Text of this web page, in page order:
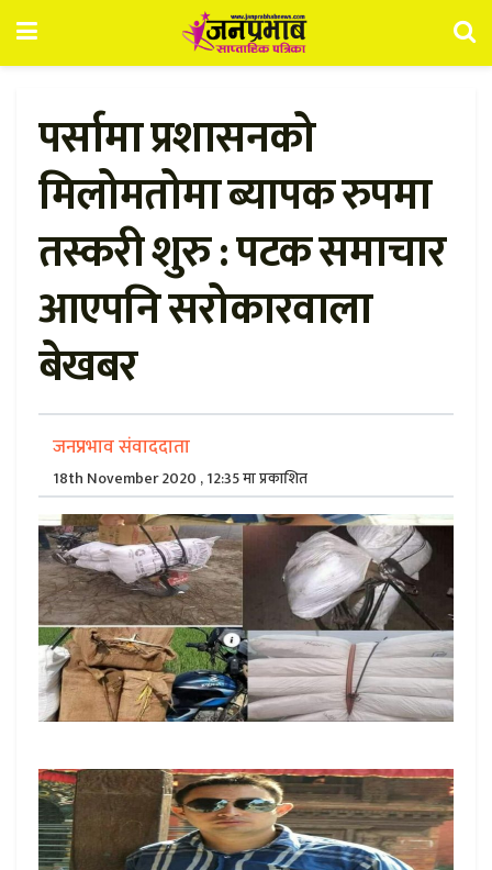
पर्सामा प्रशासनको
मिलोमतोमा ब्यापक रुपमा
तस्करी शुरु : पटक समाचार
आएपनि सरोकारवाला
बेखबर
जनप्रभाव संवाददाता
18th November 2020 , 12:35 मा प्रकाशित